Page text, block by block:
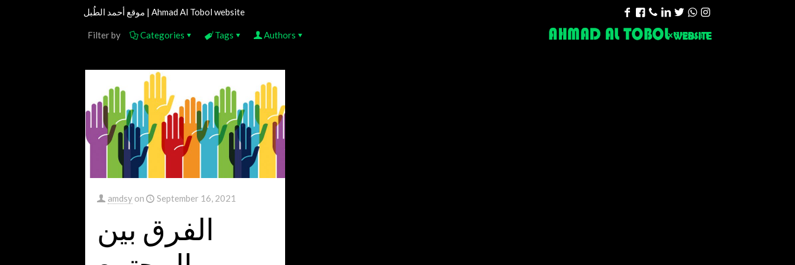
موقع أحمد الطُبل | Ahmad Al Tobol website
Filter by Categories Tags Authors Show all
amdsy on September 16, 2021
الفرق بين